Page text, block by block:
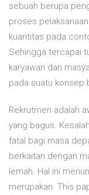
sebuah berupa
proses
kuantitas pada
Sehingga tercapai
karyawan dan
pada suatu konsep
Rekrutmen adalah
yang bagus.
fatal bagi masa
berkaitan dengan
lemah. Hal ini
merupakan. This